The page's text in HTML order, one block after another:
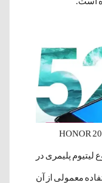
نوع لیتیوم پلیمری در
معمولی از آن